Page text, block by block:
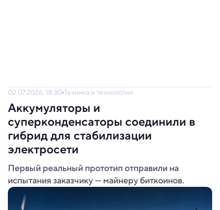
02.07.2026, 18:30 Техника и технологии
Аккумуляторы и
суперконденсаторы соединили в
гибрид для стабилизации
электросети
Первый реальный прототип отправили на
испытания заказчику — майнеру биткоинов.